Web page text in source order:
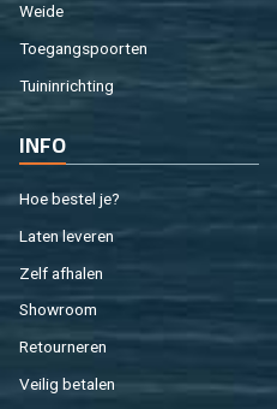
Weide
Toe­gangs­poor­ten
Tuin­in­rich­ting
INFO
Hoe be­stel je?
Laten le­ve­ren
Zelf af­ha­len
Show­room
Re­tour­ne­ren
Vei­lig be­ta­len